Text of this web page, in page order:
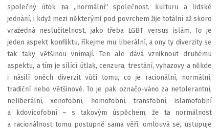
společný útok na „normální“ společnost, kulturu a lidské
jednání, i když mezi některými pod povrchem žije totální až skoro
vražedná neslučitelnost, jako třeba LGBT versus islám. To je
jeden aspekt konfliktu, říkejme mu liberální, a ony ty diverzity se
tak taky většinou vnímají. Ten ale dává vzniknout druhému
aspektu, a tím je sílící útlak, cenzura, trestání, vyhazovy a někde
i násilí oněch diverzit vůči tomu, co je racionální, normální,
tradiční nebo většinové. To je pak označo-váno za netolerantní,
neliberální, xenofobní, homofobní, transfobní, islamofobní
a kdovícofobní – s takovým úspěchem, že ta normálnost
a racionálnost tomu postupně sama věří, omlouvá se, ustupuje